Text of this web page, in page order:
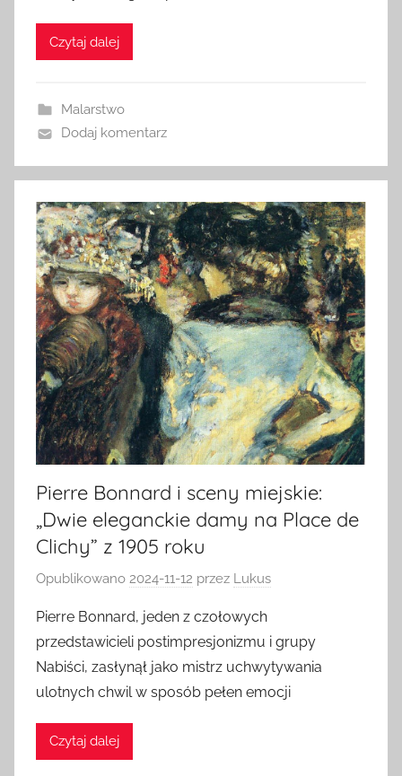
Czytaj dalej
Malarstwo
Dodaj komentarz
Pierre Bonnard i sceny miejskie:
„Dwie eleganckie damy na Place de
Clichy” z 1905 roku
Opublikowano 2024-11-12 przez Lukus
Pierre Bonnard, jeden z czołowych
przedstawicieli postimpresjonizmu i grupy
Nabiści, zasłynął jako mistrz uchwytywania
ulotnych chwil w sposób pełen emocji
Czytaj dalej